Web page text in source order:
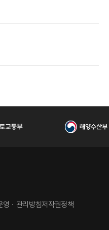
영ㆍ관리방침저작권정책